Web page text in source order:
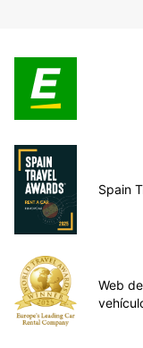
Spain
Web